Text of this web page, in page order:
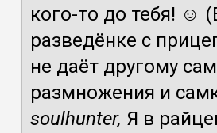
кого-то до тебя! ☺
разведёнке с
не даёт другому
размножения и
soulhunter, Я в